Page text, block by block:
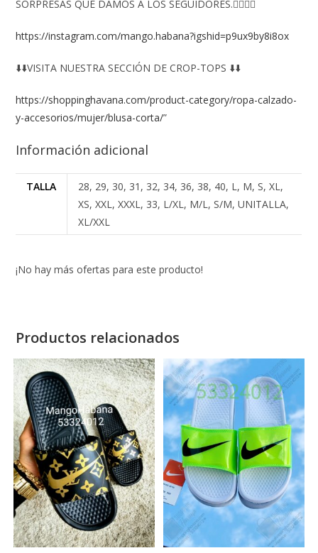
SORPRESAS QUE DAMOS A LOS SEGUIDORES.👇🏻👇🏻
https://instagram.com/mango.habana?igshid=p9ux9by8i8ox
⬇️⬇️VISITA NUESTRA SECCIÓN DE CROP-TOPS ⬇️⬇️
https://shoppinghavana.com/product-category/ropa-calzado-
y-accesorios/mujer/blusa-corta/”
Información adicional
TALLA
28, 29, 30, 31, 32, 34, 36, 38, 40, L, M, S, XL,
XS, XXL, XXXL, 33, L/XL, M/L, S/M, UNITALLA,
XL/XXL
¡No hay más ofertas para este producto!
Productos relacionados